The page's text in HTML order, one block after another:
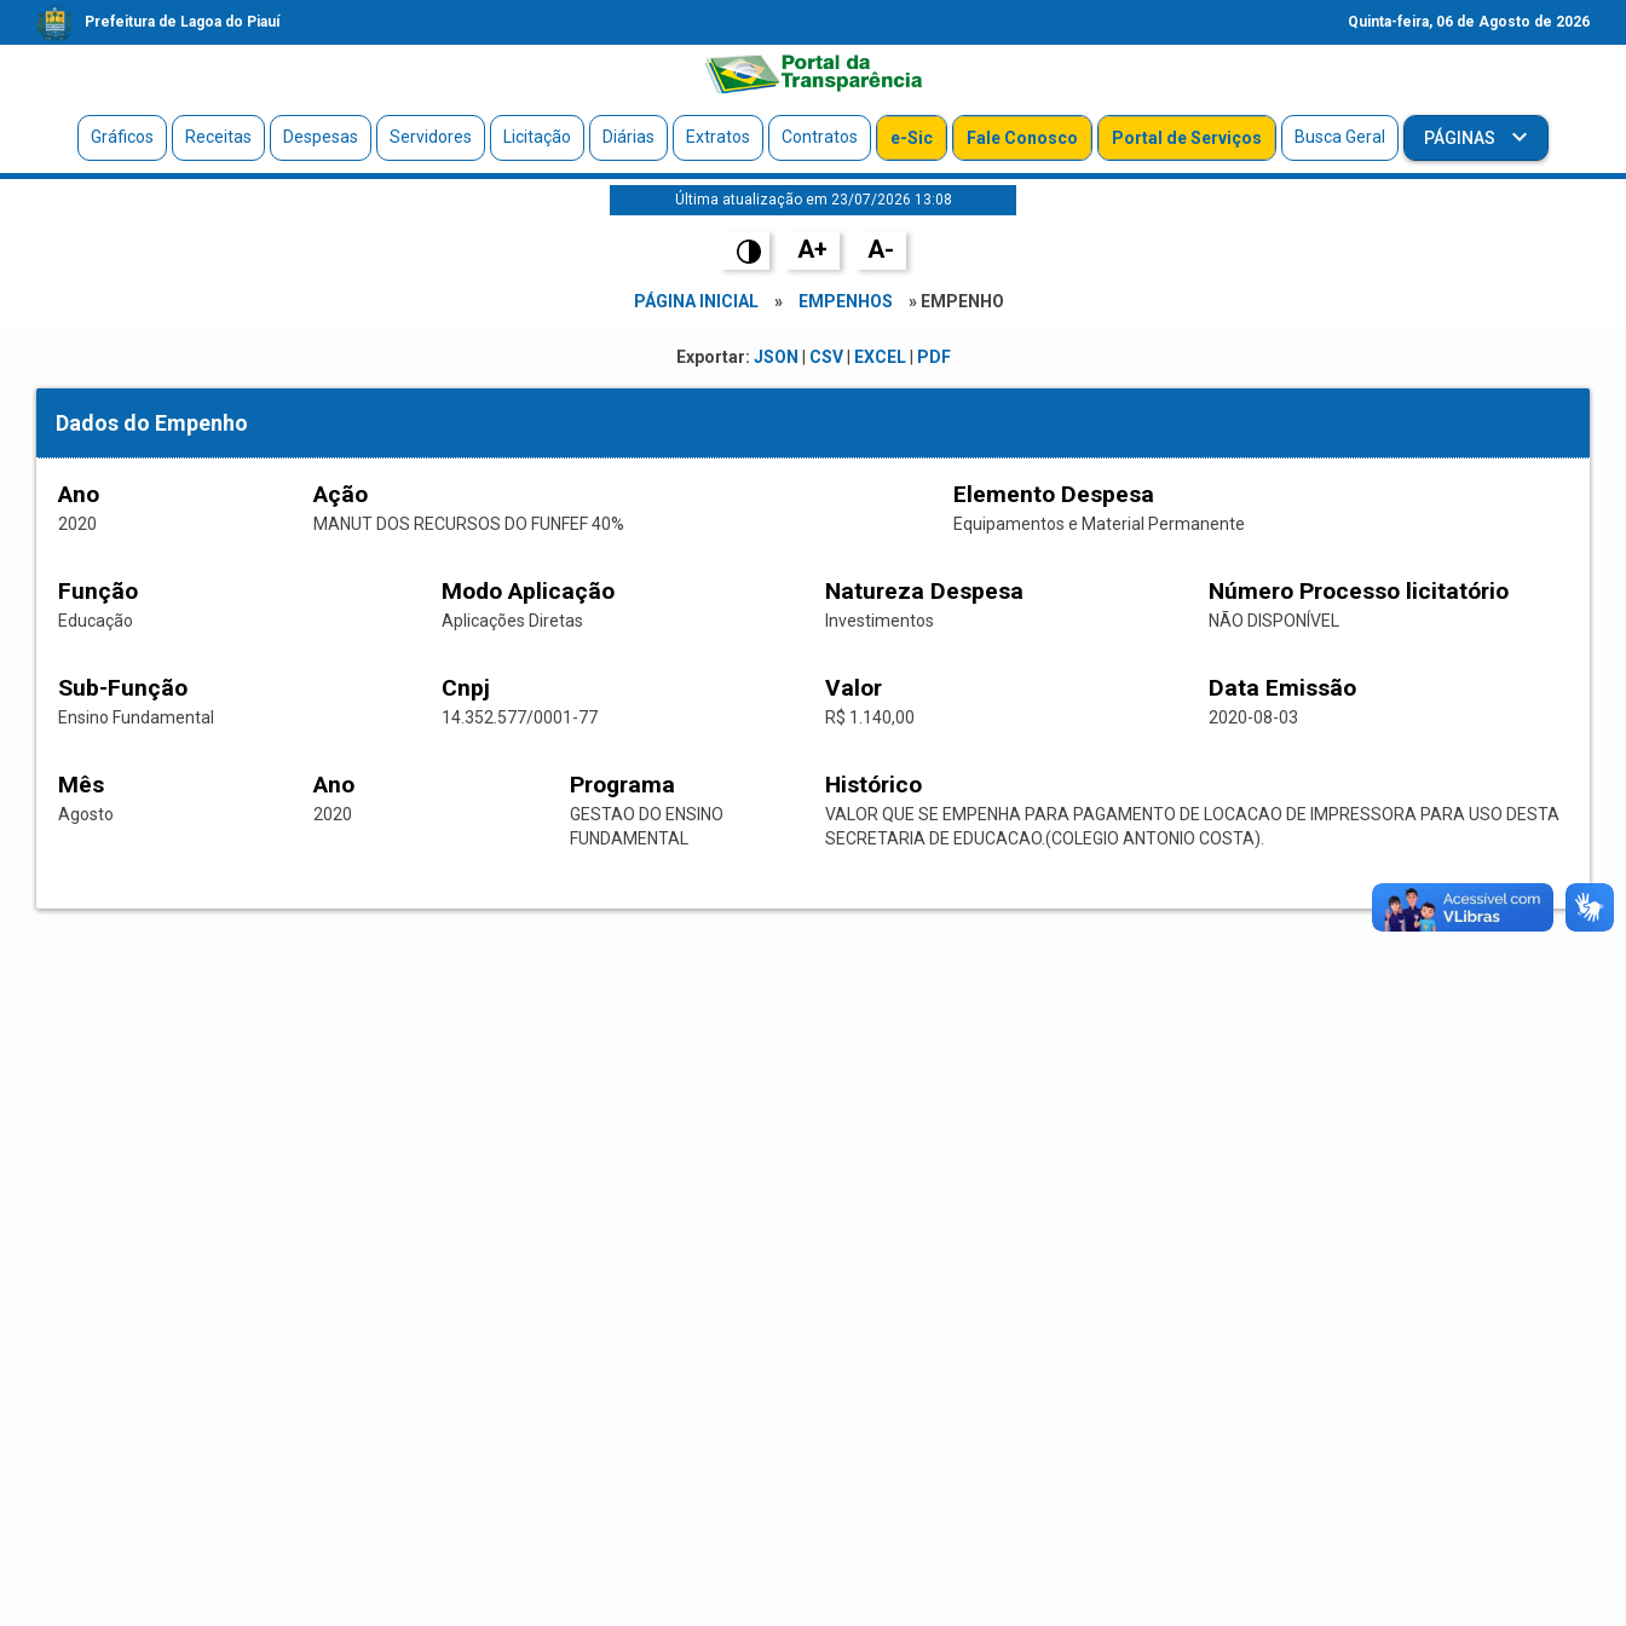
Prefeitura de Lagoa do Piauí Quinta-feira, 06 de Agosto de 2026
Gráficos Receitas Despesas Servidores Licitação Diárias Extratos Contratos e-Sic Fale Conosco Portal de Serviços Busca Geral PÁGINAS
Última atualização em 23/07/2026 13:08
A+ A-
PÁGINA INICIAL » EMPENHOS » EMPENHO
Exportar: JSON CSV| EXCEL| PDF
Dados do Empenho
Ano
2020
Ação
MANUT DOS RECURSOS DO FUNFEF 40%
Elemento Despesa
Equipamentos e Material Permanente
Função
Educação
Modo Aplicação
Aplicações Diretas
Natureza Despesa
Investimentos
Número Processo licitatório
NÃO DISPONÍVEL
Sub-Função
Ensino Fundamental
Cnpj
14.352.577/0001-77
Valor
R$ 1.140,00
Data Emissão
2020-08-03
Mês
Agosto
Ano
2020
Programa
GESTAO DO ENSINO
FUNDAMENTAL
Histórico
VALOR QUE SE EMPENHA PARA PAGAMENTO DE LOCACAO DE IMPRESSORA PARA USO DESTA
SECRETARIA DE EDUCACAO.(COLEGIO ANTONIO COSTA).